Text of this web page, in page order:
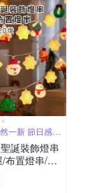
一新 節日感必
誕裝飾燈串
布置燈串/聖
燈/氛圍燈)